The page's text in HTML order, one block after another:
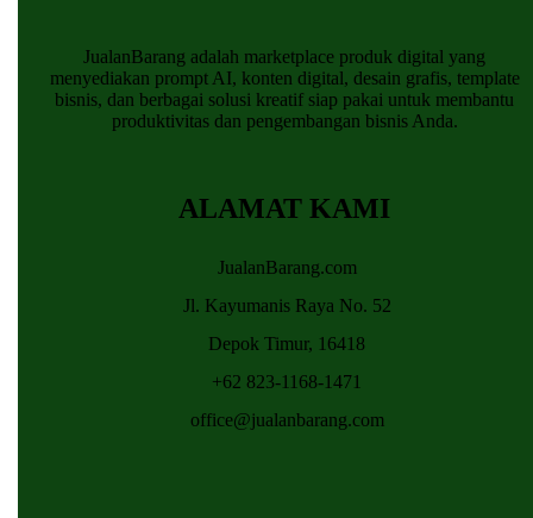
JualanBarang adalah marketplace produk digital yang
menyediakan prompt AI, konten digital, desain grafis, template
bisnis, dan berbagai solusi kreatif siap pakai untuk membantu
produktivitas dan pengembangan bisnis Anda.
ALAMAT KAMI
JualanBarang.com
Jl. Kayumanis Raya No. 52
Depok Timur, 16418
+62 823-1168-1471
office@jualanbarang.com